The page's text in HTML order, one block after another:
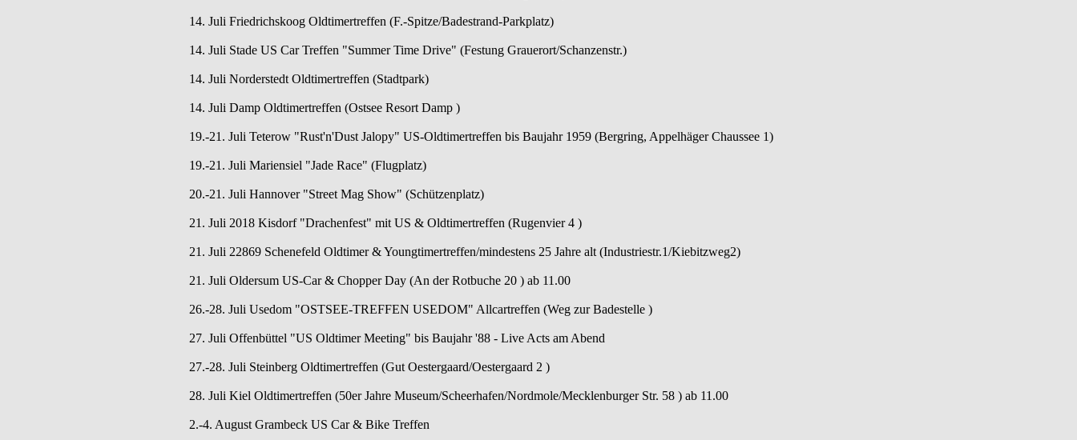
14. Juli Friedrichskoog Oldtimertreffen (F.-Spitze/Badestrand-Parkplatz)
14. Juli Stade US Car Treffen "Summer Time Drive" (Festung Grauerort/Schanzenstr.)
14. Juli Norderstedt Oldtimertreffen (Stadtpark)
14. Juli Damp Oldtimertreffen (Ostsee Resort Damp )
19.-21. Juli Teterow "Rust'n'Dust Jalopy" US-Oldtimertreffen bis Baujahr 1959 (Bergring, Appelhäger Chaussee 1)
19.-21. Juli Mariensiel "Jade Race" (Flugplatz)
20.-21. Juli Hannover "Street Mag Show" (Schützenplatz)
21. Juli 2018 Kisdorf "Drachenfest" mit US & Oldtimertreffen (Rugenvier 4 )
21. Juli 22869 Schenefeld Oldtimer & Youngtimertreffen/mindestens 25 Jahre alt (Industriestr.1/Kiebitzweg2)
21. Juli Oldersum US-Car & Chopper Day (An der Rotbuche 20 ) ab 11.00
26.-28. Juli Usedom "OSTSEE-TREFFEN USEDOM" Allcartreffen (Weg zur Badestelle )
27. Juli Offenbüttel "US Oldtimer Meeting" bis Baujahr '88 - Live Acts am Abend
27.-28. Juli Steinberg Oldtimertreffen (Gut Oestergaard/Oestergaard 2 )
28. Juli Kiel Oldtimertreffen (50er Jahre Museum/Scheerhafen/Nordmole/Mecklenburger Str. 58 ) ab 11.00
2.-4. August Grambeck US Car & Bike Treffen